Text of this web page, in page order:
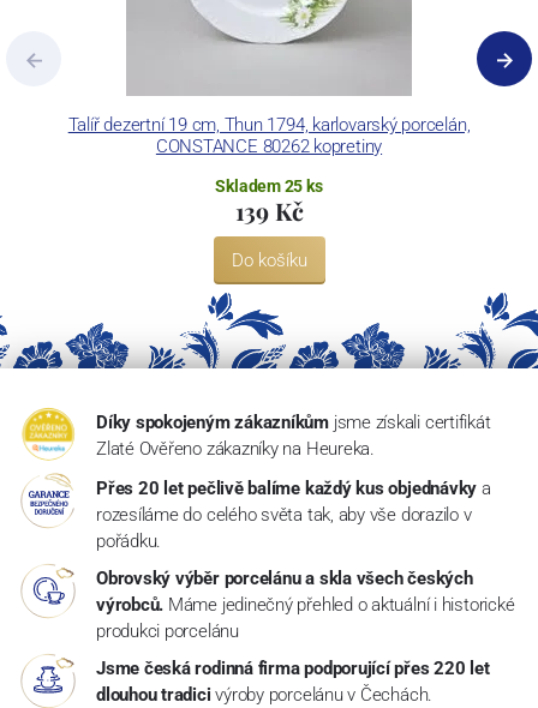
Talíř dezertní 19 cm, Thun 1794, karlovarský porcelán,
CONSTANCE 80262 kopretiny
Skladem 25 ks
139 Kč
Do košíku
Díky spokojeným zákazníkům jsme získali certifikát
Zlaté Ověřeno zákazníky na Heureka.
Přes 20 let pečlivě balíme každý kus objednávky a
rozesíláme do celého světa tak, aby vše dorazilo v
pořádku.
Obrovský výběr porcelánu a skla všech českých
výrobců. Máme jedinečný přehled o aktuální i historické
produkci porcelánu
Jsme česká rodinná firma podporující přes 220 let
dlouhou tradici výroby porcelánu v Čechách.